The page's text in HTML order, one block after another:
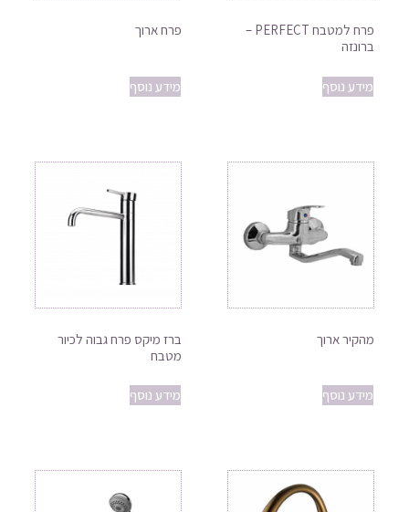
פרח למטבח PERFECT –
ברונזה
מידע נוסף
פרח ארוך
מידע נוסף
מהקיר ארוך
מידע נוסף
ברז מיקס פרח גבוה לכיור
מטבח
מידע נוסף